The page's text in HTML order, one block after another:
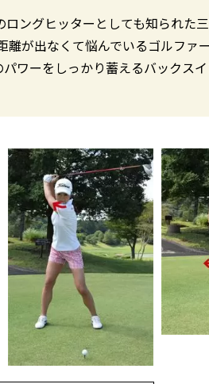
ングヒッターとしても知られた
が出なくて悩んでいるゴルファ
ワーをしっかり蓄えるバックス